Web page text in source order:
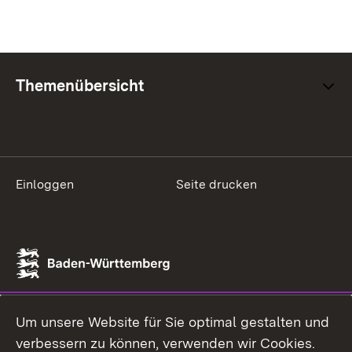
Themenübersicht
Einloggen Seite drucken
Um unsere Website für Sie optimal gestalten und
verbessern zu können, verwenden wir Cookies.